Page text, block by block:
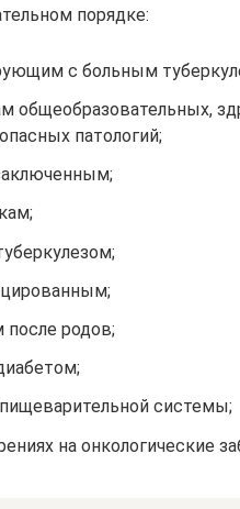
порядке:
с больным
общеобразовательных,
патологий;
родов;
системы;
на онкологические